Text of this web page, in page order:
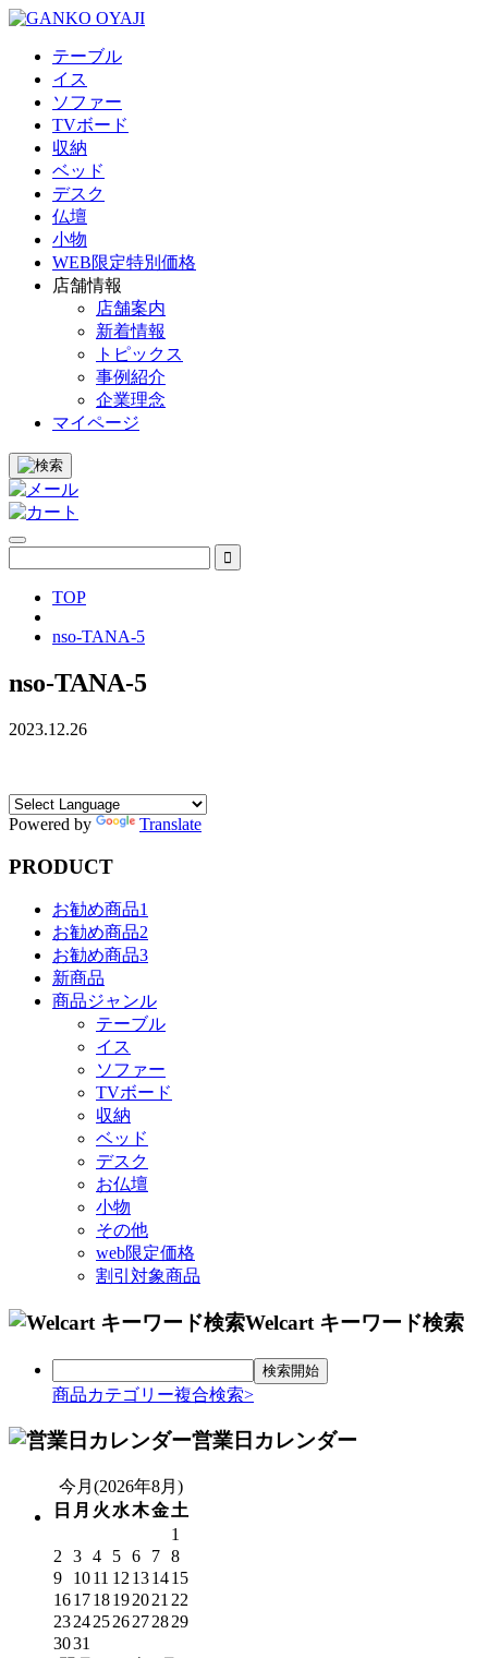
テーブル
イス
ソファー
TVボード
収納
ベッド
デスク
仏壇
小物
WEB限定特別価格
店舗情報
店舗案内
新着情報
トピックス
事例紹介
企業理念
マイページ
TOP
nso-TANA-5
nso-TANA-5
2023.12.26
Powered by Translate
PRODUCT
お勧め商品1
お勧め商品2
お勧め商品3
新商品
商品ジャンル
テーブル
イス
ソファー
TVボード
収納
ベッド
デスク
お仏壇
小物
その他
web限定価格
割引対象商品
Welcart キーワード検索
商品カテゴリー複合検索>
営業日カレンダー
今月(2026年8月)
日 月 火 水木金土
1
2
3 4 5 6 7 8
9
1011 12 131415
161718192021 22
23242526272829
3031